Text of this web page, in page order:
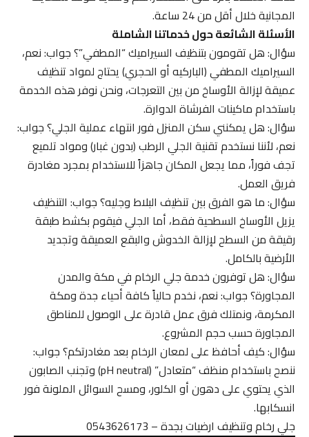
المجانية خلال أقل من 24 ساعة.
الأسئلة الشائعة حول خدماتنا الشاملة
سؤال: هل تقومون بتنظيف السيراميك “المطفي”؟ جواب: نعم،
السيراميك المطفي (الباركيه أو الحجري) يحتاج لمواد تنظيف
عميقة لإزالة الأوساخ من بين التعرجات، ونحن نوفر هذه الخدمة
باستخدام ماكينات الفرشاة الدوارة.
سؤال: هل يمكنني سكن المنزل فور انتهاء عملية الجلي؟ جواب:
نعم، لأننا نستخدم تقنية الجلي الرطب (بدون غبار) ومواد تلميع
تجف فوراً، مما يجعل المكان جاهزاً للاستخدام بمجرد مغادرة
فريق العمل.
سؤال: ما هو الفرق بين تنظيف البلاط وجليه؟ جواب: التنظيف
يزيل الأوساخ السطحية فقط، أما الجلي فيقوم بكشط طبقة
رقيقة من السطح لإزالة الخدوش والبقع العميقة وتجديد
الأرضية بالكامل.
سؤال: هل توفرون خدمة جلي الرخام في مكة والمدن
المجاورة؟ جواب: نعم، نخدم حالياً كافة أحياء جدة ومكة
المكرمة، ونمتلك فرق عمل قادرة على الوصول للمناطق
المجاورة حسب حجم المشروع.
سؤال: كيف أحافظ على لمعان الرخام بعد مغادرتكم؟ جواب:
ننصح باستخدام منظف “متعادل” (pH neutral) وتجنب الصابون
الذي يحتوي على دهون أو الكلور، ومسح السوائل الملونة فور
انسكابها.
جلي رخام وتنظيف ارضيات بجدة – 0543626173